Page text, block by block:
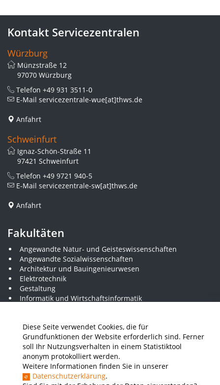
Diese Seite verwendet Cookies, die für
Grundfunktionen der Website erforderlich sind. Ferner
soll Ihr Nutzungsverhalten in einem Statistiktool
anonym protokolliert werden.
Weitere Informationen finden Sie in unserer
Datenschutzerklärung.
Kontakt Servicezentralen
Würzburg
Münzstraße 12
97070 Würzburg
Telefon +49 931 3511-0
E-Mail servicezentrale-wue[at]thws.de
Anfahrt
Schweinfurt
Ignaz-Schön-Straße 11
97421 Schweinfurt
Telefon +49 9721 940-5
E-Mail servicezentrale-sw[at]thws.de
Anfahrt
Fakultäten
Angewandte Natur- und Geisteswissenschaften
Angewandte Sozialwissenschaften
Architektur und Bauingenieurwesen
Elektrotechnik
Gestaltung
Informatik und Wirtschaftsinformatik
THWS Business School
Wirtschaftsingenieurwesen
Presse Stellenausschreibungen Intranet THWS Store